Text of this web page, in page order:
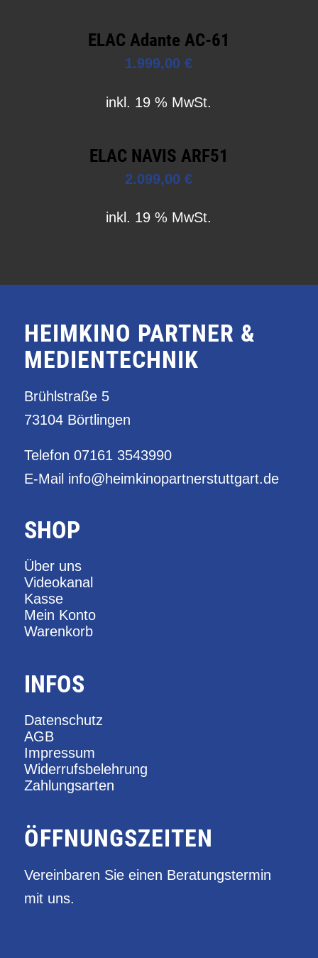
ELAC Adante AC-61
1.999,00€
inkl. 19 % MwSt.
ELAC NAVIS ARF51
2.099,00€
inkl. 19 % MwSt.
HEIMKINO PARTNER &
MEDIENTECHNIK
Brühlstraße 5
73104 Börtlingen
Telefon 07161 3543990
E-Mail info@heimkinopartnerstuttgart.de
SHOP
Über uns
Videokanal
Kasse
Mein Konto
Warenkorb
INFOS
Datenschutz
AGB
Impressum
Widerrufsbelehrung
Zahlungsarten
ÖFFNUNGSZEITEN
Vereinbaren Sie einen Beratungstermin
mit uns.